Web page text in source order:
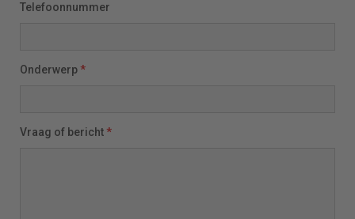
Telefoonnummer
Onderwerp *
Vraag of bericht *